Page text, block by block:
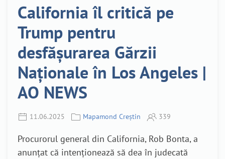
California îl critică pe
Trump pentru
desfășurarea Gărzii
Naționale în Los Angeles |
AO NEWS
11.06.2025 Mapamond Creștin 339
Procurorul general din California, Rob Bonta, a
anunțat că intenționează să dea în judecată